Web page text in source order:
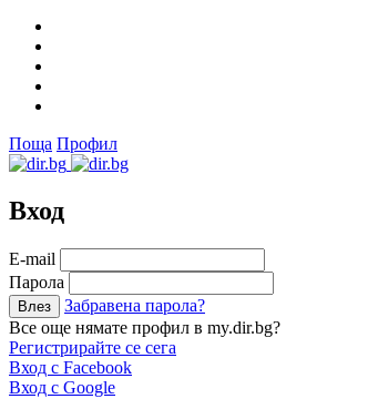
Поща Профил
Вход
Е-mail
Парола
Забравена парола?
Все още нямате профил в my.dir.bg?
Регистрирайте се сега
Вход с Facebook
Вход с Google